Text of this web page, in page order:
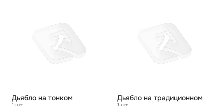
Дьябло на тонком Дьябло на традиционном